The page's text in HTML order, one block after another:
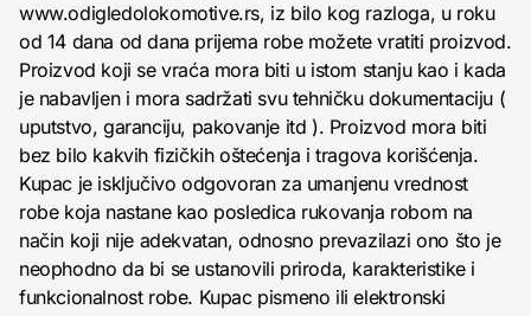
www.odigledolokomotive.rs, iz bilo kog razloga, u roku
od 14 dana od dana prijema robe možete vratiti proizvod.
Proizvod koji se vraća mora biti u istom stanju kao i kada
je nabavljen i mora sadržati svu tehničku dokumentaciju (
uputstvo, garanciju, pakovanje itd ). Proizvod mora biti
bez bilo kakvih fizičkih oštećenja i tragova korišćenja.
Kupac je isključivo odgovoran za umanjenu vrednost
robe koja nastane kao posledica rukovanja robom na
način koji nije adekvatan, odnosno prevazilazi ono što je
neophodno da bi se ustanovili priroda, karakteristike i
funkcionalnost robe. Kupac pismeno ili elektronski